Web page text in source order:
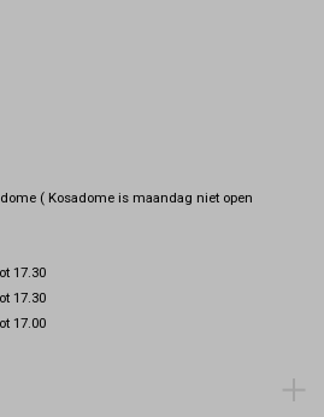
( Kosadome is maandag niet open
17.30
17.30
17.00